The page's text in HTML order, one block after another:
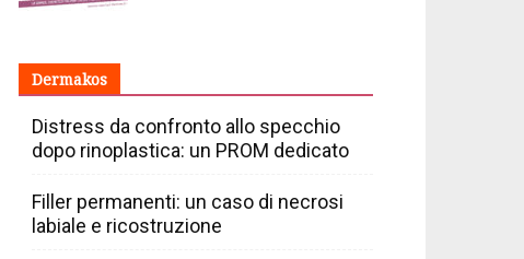
Dermakos
Distress da confronto allo specchio
dopo rinoplastica: un PROM dedicato
Filler permanenti: un caso di necrosi
labiale e ricostruzione